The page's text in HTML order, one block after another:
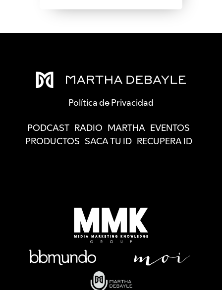
Política de Privacidad
PODCAST RADIO MARTHA EVENTOS
PRODUCTOS SACA TU ID RECUPERA ID